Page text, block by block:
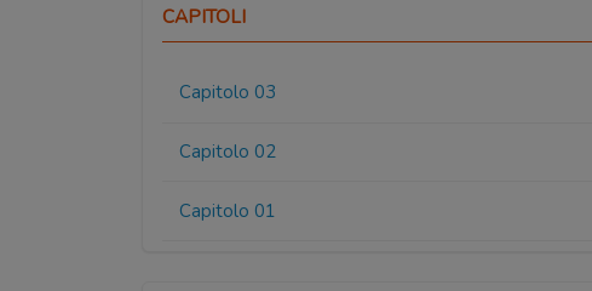
CAPITOLI
Capitolo 03
Capitolo 02
Capitolo 01